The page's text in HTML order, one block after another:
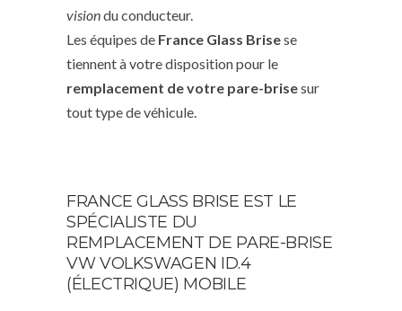
visiondu conducteur.
Les équipes de France Glass Brisese
tiennent à votre disposition pour le
remplacement de votre pare-brisesur
tout type de véhicule.
FRANCE GLASS BRISE EST LE
SPÉCIALISTE DU
REMPLACEMENT DE PARE-BRISE
VW VOLKSWAGEN ID.4
(ÉLECTRIQUE) MOBILE